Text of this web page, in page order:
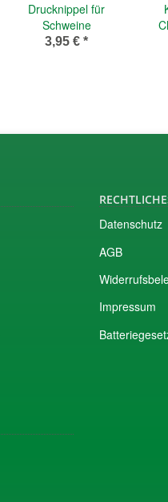
Drucknippel für
Schweine
3,95 € *
Datenschutz
AGB
Impressum